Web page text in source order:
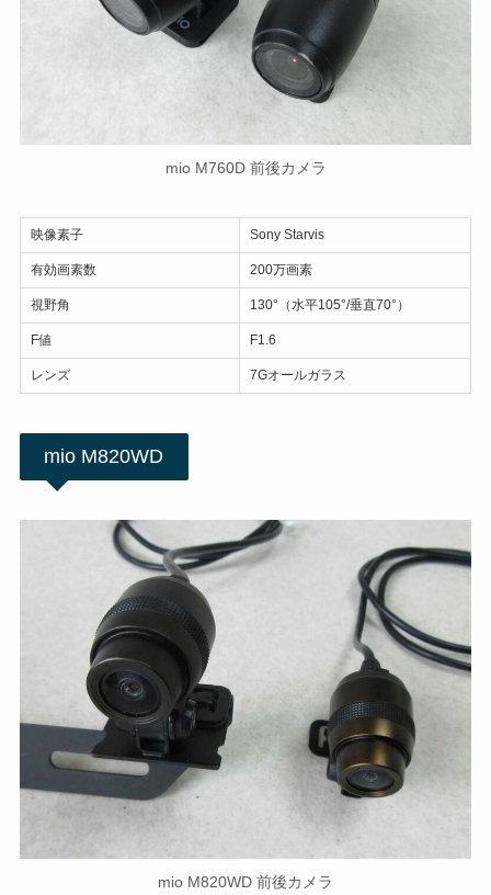
mio M760D 前後カメラ
映像素子 Sony Starvis
有効画素数 200万画素
視野角 130°（水平105°/垂直70°）
F値 F1.6
レンズ 7Gオールガラス
mio M820WD
mio M820WD 前後カメラ